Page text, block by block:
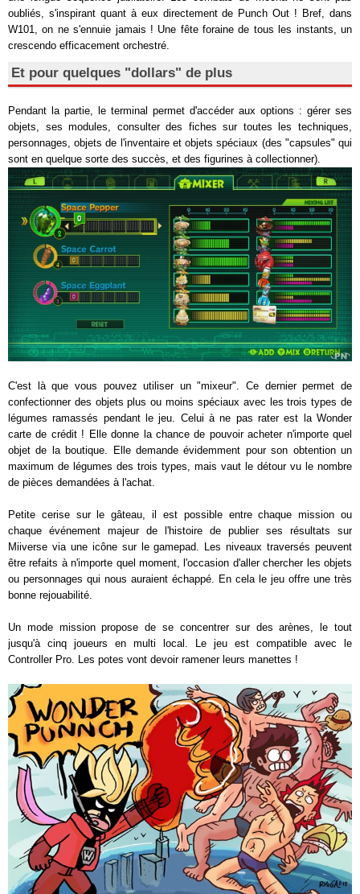
oubliés, s'inspirant quant à eux directement de Punch Out ! Bref, dans
W101, on ne s'ennuie jamais ! Une fête foraine de tous les instants, un
crescendo efficacement orchestré.
Et pour quelques "dollars" de plus
Pendant la partie, le terminal permet d'accéder aux options : gérer ses
objets, ses modules, consulter des fiches sur toutes les techniques,
personnages, objets de l'inventaire et objets spéciaux (des "capsules" qui
sont en quelque sorte des succès, et des figurines à collectionner).
C'est là que vous pouvez utiliser un "mixeur". Ce dernier permet de
confectionner des objets plus ou moins spéciaux avec les trois types de
légumes ramassés pendant le jeu. Celui à ne pas rater est la Wonder
carte de crédit ! Elle donne la chance de pouvoir acheter n'importe quel
objet de la boutique. Elle demande évidemment pour son obtention un
maximum de légumes des trois types, mais vaut le détour vu le nombre
de pièces demandées à l'achat.
Petite cerise sur le gâteau, il est possible entre chaque mission ou
chaque événement majeur de l'histoire de publier ses résultats sur
Miiverse via une icône sur le gamepad. Les niveaux traversés peuvent
être refaits à n'importe quel moment, l'occasion d'aller chercher les objets
ou personnages qui nous auraient échappé. En cela le jeu offre une très
bonne rejouabilité.
Un mode mission propose de se concentrer sur des arènes, le tout
jusqu'à cinq joueurs en multi local. Le jeu est compatible avec le
Controller Pro. Les potes vont devoir ramener leurs manettes !